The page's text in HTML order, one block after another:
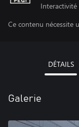
Interactivité
Ce contenu nécessite
DÉTAILS
Galerie